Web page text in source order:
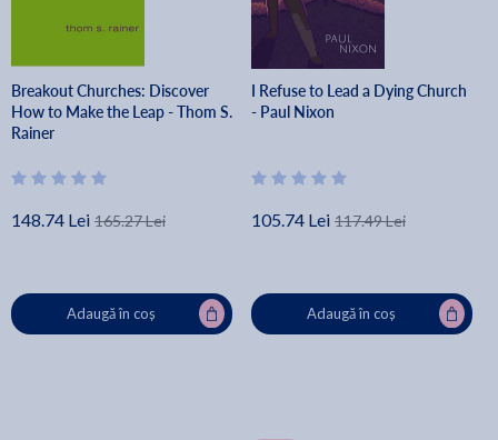
Breakout Churches: Discover
How to Make the Leap - Thom S.
Rainer
148.74 Lei 165.27 Lei
Adaugă în coș
I Refuse to Lead a Dying Church
- Paul Nixon
105.74 Lei 117.49 Lei
Adaugă în coș